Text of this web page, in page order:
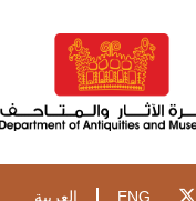
ENG العربية